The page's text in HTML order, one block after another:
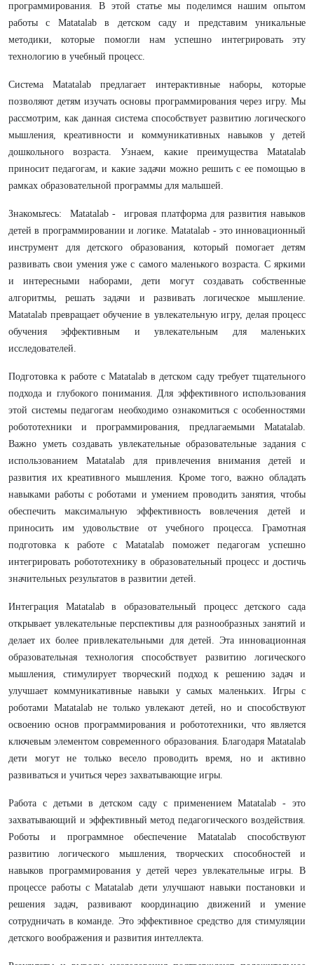
программирования. В этой статье мы поделимся нашим опытом
работы с Matatalab в детском саду и представим уникальные
методики, которые помогли нам успешно интегрировать эту
технологию в учебный процесс.
Система Matatalab предлагает интерактивные наборы, которые
позволяют детям изучать основы программирования через игру. Мы
рассмотрим, как данная система способствует развитию логического
мышления, креативности и коммуникативных навыков у детей
дошкольного возраста. Узнаем, какие преимущества Matatalab
приносит педагогам, и какие задачи можно решить с ее помощью в
рамках образовательной программы для малышей.
Знакомьтесь: Matatalab - игровая платформа для развития навыков
детей в программировании и логике. Matatalab - это инновационный
инструмент для детского образования, который помогает детям
развивать свои умения уже с самого маленького возраста. С яркими
и интересными наборами, дети могут создавать собственные
алгоритмы, решать задачи и развивать логическое мышление.
Matatalab превращает обучение в увлекательную игру, делая процесс
обучения эффективным и увлекательным для маленьких
исследователей.
Подготовка к работе с Matatalab в детском саду требует тщательного
подхода и глубокого понимания. Для эффективного использования
этой системы педагогам необходимо ознакомиться с особенностями
робототехники и программирования, предлагаемыми Matatalab.
Важно уметь создавать увлекательные образовательные задания с
использованием Matatalab для привлечения внимания детей и
развития их креативного мышления. Кроме того, важно обладать
навыками работы с роботами и умением проводить занятия, чтобы
обеспечить максимальную эффективность вовлечения детей и
приносить им удовольствие от учебного процесса. Грамотная
подготовка к работе с Matatalab поможет педагогам успешно
интегрировать робототехнику в образовательный процесс и достичь
значительных результатов в развитии детей.
Интеграция Matatalab в образовательный процесс детского сада
открывает увлекательные перспективы для разнообразных занятий и
делает их более привлекательными для детей. Эта инновационная
образовательная технология способствует развитию логического
мышления, стимулирует творческий подход к решению задач и
улучшает коммуникативные навыки у самых маленьких. Игры с
роботами Matatalab не только увлекают детей, но и способствуют
освоению основ программирования и робототехники, что является
ключевым элементом современного образования. Благодаря Matatalab
дети могут не только весело проводить время, но и активно
развиваться и учиться через захватывающие игры.
Работа с детьми в детском саду с применением Matatalab - это
захватывающий и эффективный метод педагогического воздействия.
Роботы и программное обеспечение Matatalab способствуют
развитию логического мышления, творческих способностей и
навыков программирования у детей через увлекательные игры. В
процессе работы с Matatalab дети улучшают навыки постановки и
решения задач, развивают координацию движений и умение
сотрудничать в команде. Это эффективное средство для стимуляции
детского воображения и развития интеллекта.